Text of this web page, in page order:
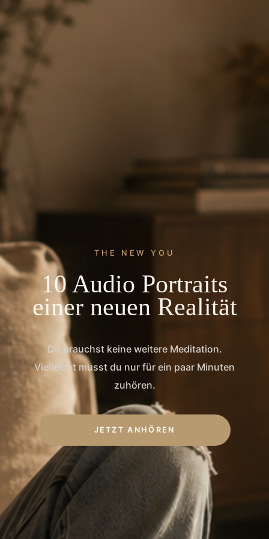
THE NEW YOU
10 Audio Portraits
einer neuen Realität
Du brauchst keine weitere Meditation.
Vielleicht musst du nur für ein paar Minuten
zuhören.
JETZT ANHÖREN